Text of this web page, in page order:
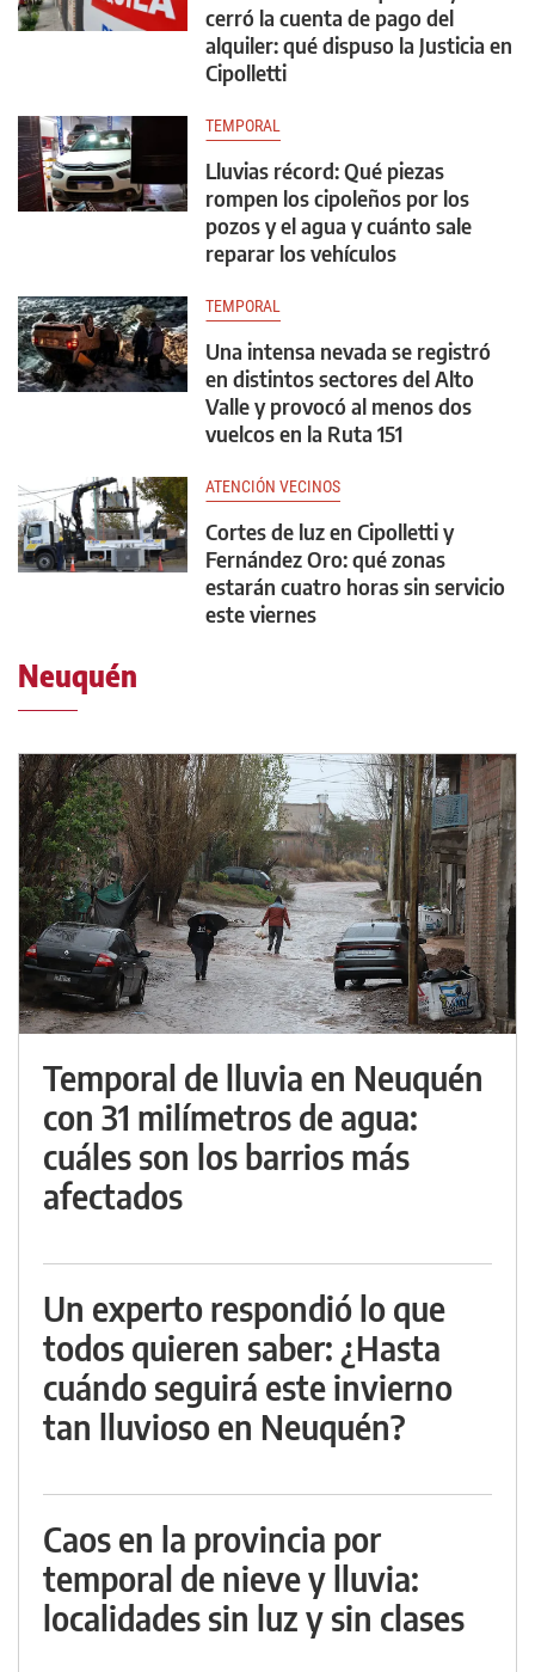
cerró la cuenta de pago del
alquiler: qué dispuso la Justicia en
Cipolletti
TEMPORAL
Lluvias récord: Qué piezas
rompen los cipoleños por los
pozos y el agua y cuánto sale
reparar los vehículos
TEMPORAL
Una intensa nevada se registró
en distintos sectores del Alto
Valle y provocó al menos dos
vuelcos en la Ruta 151
ATENCIÓN VECINOS
Cortes de luz en Cipolletti y
Fernández Oro: qué zonas
estarán cuatro horas sin servicio
este viernes
Neuquén
Temporal de lluvia en Neuquén
con 31 milímetros de agua:
cuáles son los barrios más
afectados
Un experto respondió lo que
todos quieren saber: ¿Hasta
cuándo seguirá este invierno
tan lluvioso en Neuquén?
Caos en la provincia por
temporal de nieve y lluvia:
localidades sin luz y sin clases